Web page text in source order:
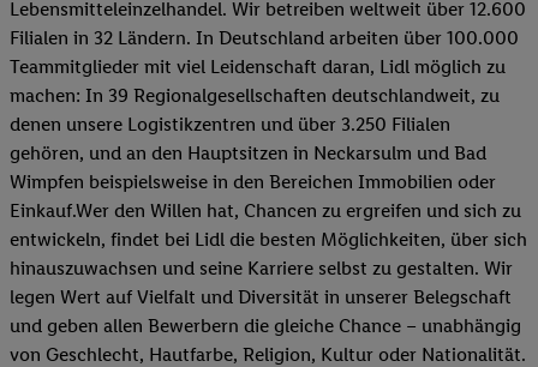
Lebensmitteleinzelhandel. Wir betreiben weltweit über 12.600
Filialen in 32 Ländern. In Deutschland arbeiten über 100.000
Teammitglieder mit viel Leidenschaft daran, Lidl möglich zu
machen: In 39 Regionalgesellschaften deutschlandweit, zu
denen unsere Logistikzentren und über 3.250 Filialen
gehören, und an den Hauptsitzen in Neckarsulm und Bad
Wimpfen beispielsweise in den Bereichen Immobilien oder
Einkauf.Wer den Willen hat, Chancen zu ergreifen und sich zu
entwickeln, findet bei Lidl die besten Möglichkeiten, über sich
hinauszuwachsen und seine Karriere selbst zu gestalten. Wir
legen Wert auf Vielfalt und Diversität in unserer Belegschaft
und geben allen Bewerbern die gleiche Chance – unabhängig
von Geschlecht, Hautfarbe, Religion, Kultur oder Nationalität.